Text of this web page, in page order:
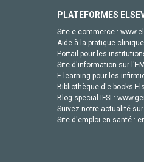
PLATEFORMES
Site e-commerce :
Aide à la pratique
Portail pour les
Site d'information sur
E-learning pour les
Bibliothèque d'e-books
Blog special IFSI :
Suivez notre actualité
Site d'emploi en santé :